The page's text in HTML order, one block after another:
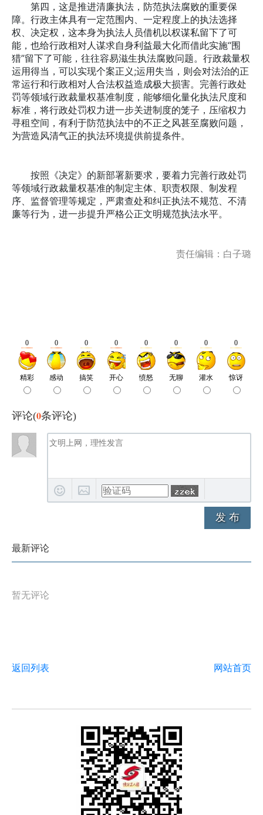
第四，这是推进清廉执法，防范执法腐败的重要保
障。行政主体具有一定范围内、一定程度上的执法选择
权、决定权，这本身为执法人员借机以权谋私留下了可
能，也给行政相对人谋求自身利益最大化而借此实施“围
猎”留下了可能，往往容易滋生执法腐败问题。行政裁量权
运用得当，可以实现个案正义;运用失当，则会对法治的正
常运行和行政相对人合法权益造成极大损害。完善行政处
罚等领域行政裁量权基准制度，能够细化量化执法尺度和
标准，将行政处罚权力进一步关进制度的笼子，压缩权力
寻租空间，有利于防范执法中的不正之风甚至腐败问题，
为营造风清气正的执法环境提供前提条件。
按照《决定》的新部署新要求，要着力完善行政处罚
等领域行政裁量权基准的制定主体、职责权限、制发程
序、监督管理等规定，严肃查处和纠正执法不规范、不清
廉等行为，进一步提升严格公正文明规范执法水平。
责任编辑：白子璐
评论(0条评论)
发 布
最新评论
暂无评论
返回列表 网站首页